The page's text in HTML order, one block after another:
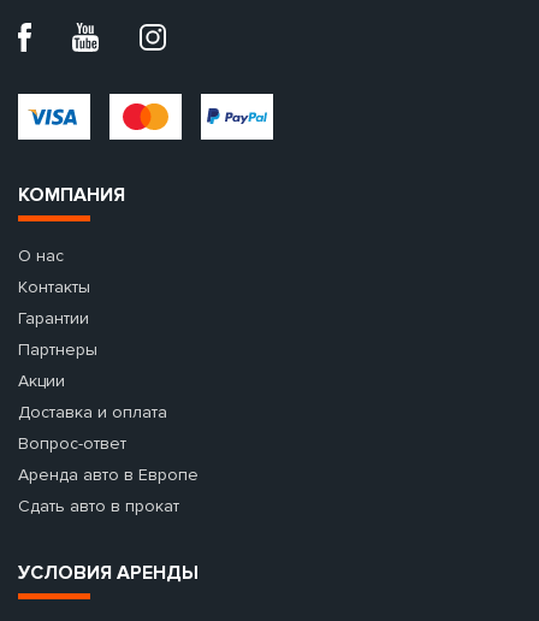
КОМПАНИЯ
О нас
Контакты
Гарантии
Партнеры
Акции
Доставка и оплата
Вопрос-ответ
Аренда авто в Европе
Сдать авто в прокат
УСЛОВИЯ АРЕНДЫ